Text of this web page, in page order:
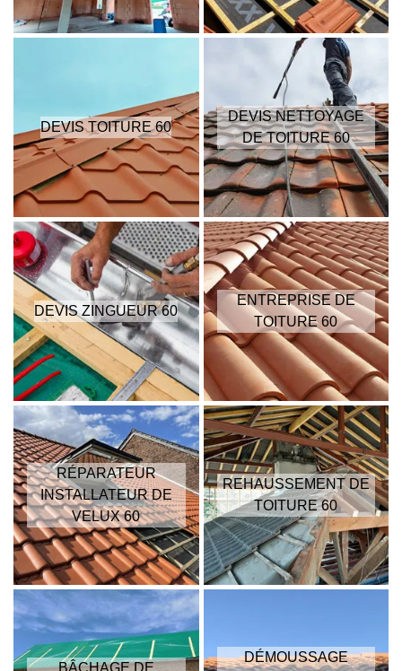
DEVIS TOITURE 60
DEVIS NETTOYAGE
DE TOITURE 60
DEVIS ZINGUEUR 60
ENTREPRISE DE
TOITURE 60
RÉPARATEUR
INSTALLATEUR DE
VELUX 60
REHAUSSEMENT DE
TOITURE 60
BÂCHAGE DE
DÉMOUSSAGE